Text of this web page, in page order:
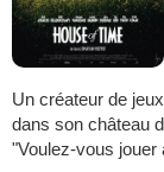
Un créateur de
dans son château
"Voulez-vous jouer